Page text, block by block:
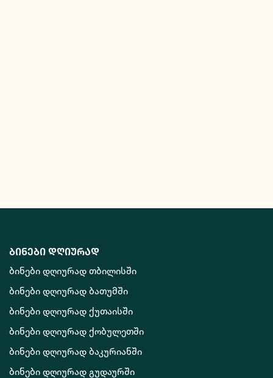
ბინები დღიურად
ბინები დღიურად თბილისში
ბინები დღიურად ბათუმში
ბინები დღიურად ქუთაისში
ბინები დღიურად ქობულეთში
ბინები დღიურად ბაკურიანში
ბინები დღიურად გუდაურში